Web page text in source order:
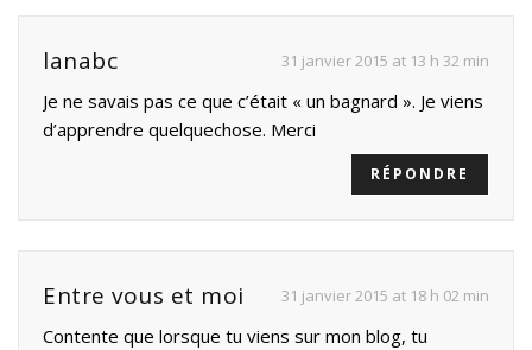
lanabc 31 janvier 2015 at 13 h 32 min
Je ne savais pas ce que c’était « un bagnard ». Je viens
d’apprendre quelquechose. Merci
RÉPONDRE
Entre vous et moi 31 janvier 2015 at 18 h 02 min
Contente que lorsque tu viens sur mon blog, tu